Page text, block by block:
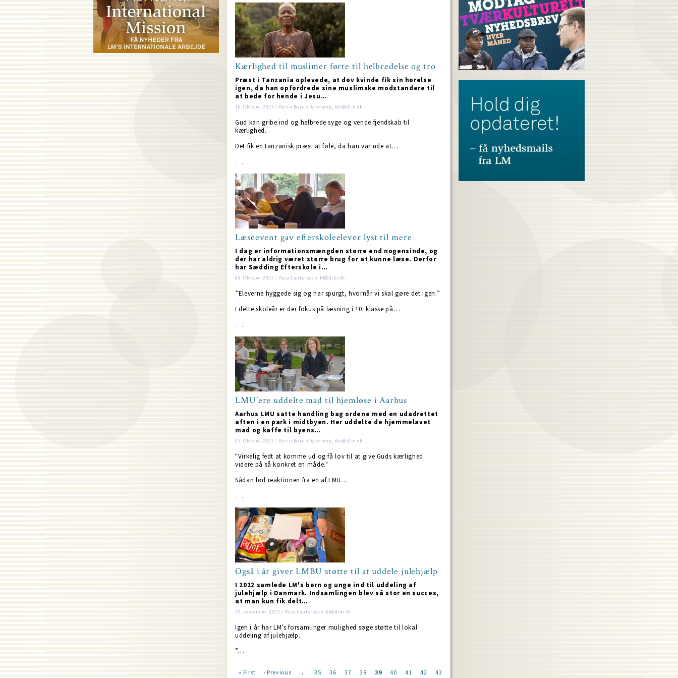
Kærlighed til muslimer førte til helbredelse og tro
Præst i Tanzania oplevede, at døv kvinde fik sin hørelse
igen, da han opfordrede sine muslimske modstandere til
at bede for hende i Jesu…
10. Oktober 2023 / Karin Borup Ravnborg; kbr@dlm.dk
Gud kan gribe ind og helbrede syge og vende fjendskab til
kærlighed.
Det fik en tanzanisk præst at føle, da han var ude at…
Læseevent gav efterskoleelever lyst til mere
I dag er informationsmængden større end nogensinde, og
der har aldrig været større brug for at kunne læse. Derfor
har Sædding Efterskole i…
06. Oktober 2023 / Kaja Lauterbach, kl@dlm.dk
”Eleverne hyggede sig og har spurgt, hvornår vi skal gøre det igen.”
I dette skoleår er der fokus på læsning i 10. klasse på…
LMU'ere uddelte mad til hjemløse i Aarhus
Aarhus LMU satte handling bag ordene med en udadrettet
aften i en park i midtbyen. Her uddelte de hjemmelavet
mad og kaffe til byens…
03. Oktober 2023 / Karin Borup Ravnborg; kbr@dlm.dk
"Virkelig fedt at komme ud og få lov til at give Guds kærlighed
videre på så konkret en måde."
Sådan lød reaktionen fra en af LMU…
Også i år giver LMBU støtte til at uddele julehjælp
I 2022 samlede LM's børn og unge ind til uddeling af
julehjælp i Danmark. Indsamlingen blev så stor en succes,
at man kun fik delt…
29. september 2023 / Kaja Lauterbach, kl@dlm.dk
Igen i år har LM’s forsamlinger mulighed søge støtte til lokal
uddeling af julehjælp.
”…
First
« First
Previous
‹ Previous … Page
35 Page
36 Page
37 Page
38
Current
39 Page
40 Page
41 Page
42 Page
43